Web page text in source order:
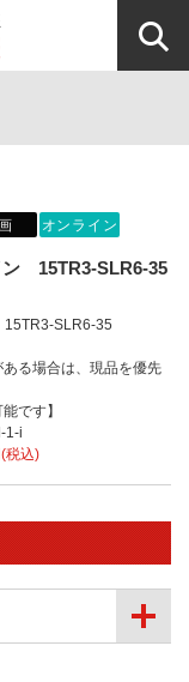
オンライン
ン 15TR3-SLR6-35
SLR6-35
る場合は、現品を優先
です】
1-i
税込)